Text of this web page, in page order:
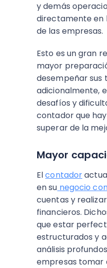
y demás
directamente en
de las empresas.
Esto es un gran
mayor
desempeñar sus
adicionalmente,
desafíos y
contador que
superar de la
Mayor
Elcontador
en su negocio
cuentas y
financieros.
que estar
estructurados y
análisis
empresas tomar